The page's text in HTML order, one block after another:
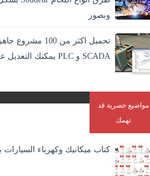
وبصور
والمعادن في بعضها بشكل دائم. و هو
لاندم...
تحميل اكثر من 100
SCADA و PLC يمكنك التعديل عليها كما تريد
مواضيع حصرية قد
تهمك
كتاب ميكانيك وكهرباء السيارات